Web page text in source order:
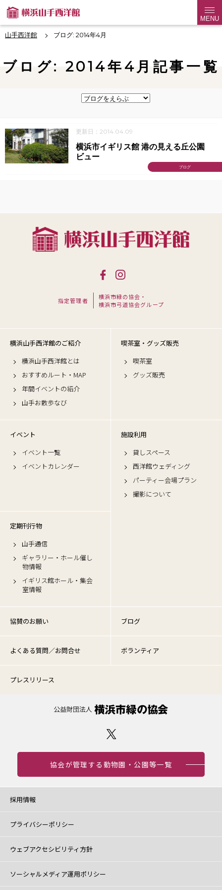
MENU
山手西洋館 ブログ: 2014年4月
ブログ: 2014年4月記事一覧
更新日：2014.04.09
ブログ
横浜市イギリス館 港の見える丘公園
ビュー
指定管理者
横浜市緑の協会・
横浜市弓道協会グループ
横浜山手西洋館のご紹介
横浜山手西洋館とは
おすすめルート・MAP
年間イベントの紹介
山手お散歩なび
喫茶室・グッズ販売
喫茶室
グッズ販売
イベント
イベント一覧
イベントカレンダー
施設利用
貸しスペース
西洋館ウェディング
パーティー会場プラン
撮影について
定期刊行物
山手通信
ギャラリー・ホール催し
物情報
イギリス館ホール・集会
室情報
協賛のお願い ブログ
よくある質問／お問合せ ボランティア
プレスリリース
協会が管理する動物園・公園等一覧
採用情報
プライバシーポリシー
ウェブアクセシビリティ方針
ソーシャルメディア運用ポリシー